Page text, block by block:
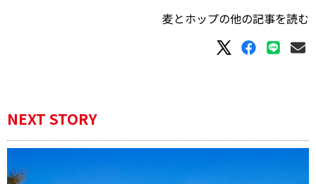
麦とホップの他の記事を読む
NEXT STORY